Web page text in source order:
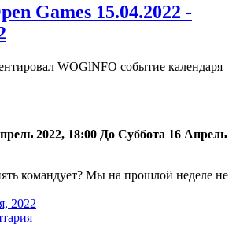
Games 15.04.2022 -
WOGlNFO событие календаря
2022, 18:00 До Суббота 16 Апрель
командует? Мы на прошлой неделе не
2022